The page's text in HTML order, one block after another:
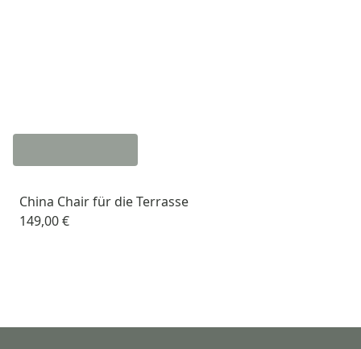
China Chair für die Terrasse
149,00 €